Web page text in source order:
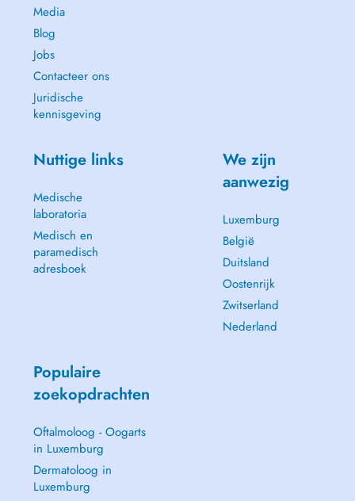
Media
Blog
Jobs
Contacteer ons
Juridische
kennisgeving
Nuttige links
Medische
laboratoria
Medisch en
paramedisch
adresboek
We zijn
aanwezig
Luxemburg
België
Duitsland
Oostenrijk
Zwitserland
Nederland
Populaire
zoekopdrachten
Oftalmoloog - Oogarts
in Luxemburg
Dermatoloog in
Luxemburg